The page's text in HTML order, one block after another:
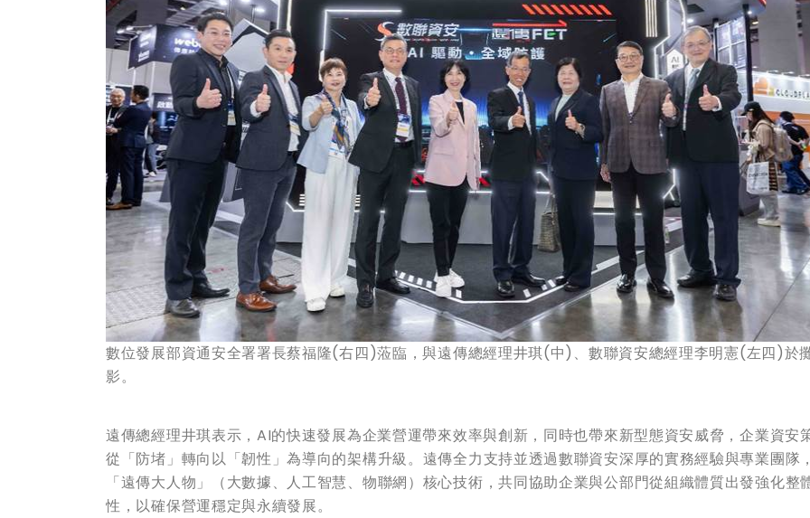
數位發展部資通安全署署長蔡福隆(右四)蒞臨，與遠傳總經理井琪(中)、數聯資安總經理李明憲(左四)於
影。
遠傳總經理井琪表示，AI的快速發展為企業營運帶來效率與創新，同時也帶來新型態資安威脅，企業資安
從「防堵」轉向以「韌性」為導向的架構升級。遠傳全力支持並透過數聯資安深厚的實務經驗與專業團隊
「遠傳大人物」（大數據、人工智慧、物聯網）核心技術，共同協助企業與公部門從組織體質出發強化整
性，以確保營運穩定與永續發展。